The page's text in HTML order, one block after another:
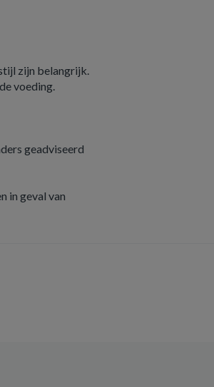
zijn belangrijk.
voeding.
geadviseerd
in geval van